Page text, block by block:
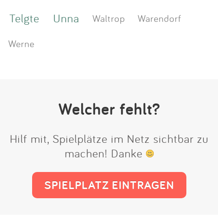
Telgte Unna Waltrop
Warendorf
Werne
Welcher fehlt?
Hilf mit, Spielplätze im Netz sichtbar zu
machen! Danke
SPIELPLATZ EINTRAGEN